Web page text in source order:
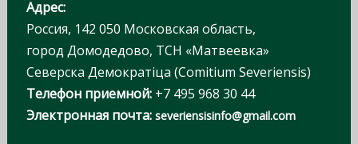
Адрес:
Россия, 142 050 Московская область,
город Домодедово, ТСН «Матвеевка»
Северска Демократiца (Comitium Severiensis)
Телефон приемной:+7 495 968 30 44
Электронная почта: severiensisinfo@gmail.com